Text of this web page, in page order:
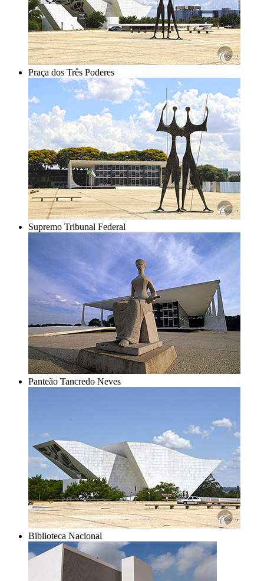
Praça dos Três Poderes
Supremo Tribunal Federal
Panteão Tancredo Neves
Biblioteca Nacional